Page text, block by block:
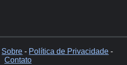
Sobre - Política de Privacidade -
Contato